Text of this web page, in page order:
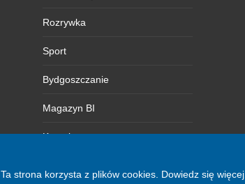
Ta strona korzysta z plików cookies. Dowiedz się więcej.
Rozrywka
Sport
Bydgoszczanie
Magazyn BI
Kontakt